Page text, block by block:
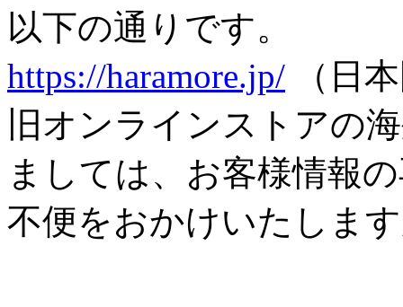
以下の通りです。
https://haramore.jp/ （日
旧オンラインストアの
ましては、お客様情報
不便をおかけいたしま